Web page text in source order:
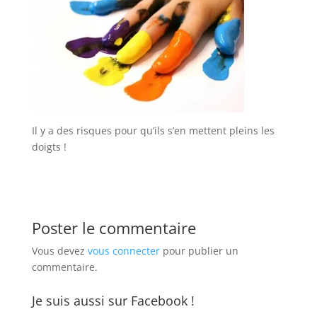
Il y a des risques pour qu’ils s’en mettent pleins les
doigts !
Poster le commentaire
Vous devez vous connecterpour publier un
commentaire.
Je suis aussi sur Facebook !